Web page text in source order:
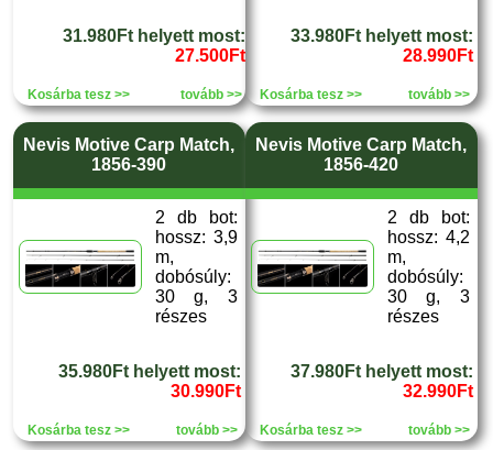
31.980Ft helyett most:
27.500Ft
Kosárba tesz >> tovább >>
33.980Ft helyett most:
28.990Ft
Kosárba tesz >> tovább >>
Nevis Motive Carp Match,
1856-390
2 db bot:
hossz: 3,9
m,
dobósúly:
30 g, 3
részes
35.980Ft helyett most:
30.990Ft
Kosárba tesz >> tovább >>
Nevis Motive Carp Match,
1856-420
2 db bot:
hossz: 4,2
m,
dobósúly:
30 g, 3
részes
37.980Ft helyett most:
32.990Ft
Kosárba tesz >> tovább >>